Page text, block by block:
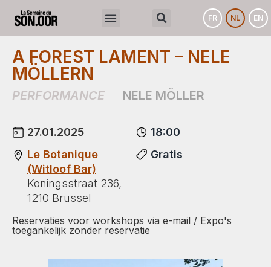
FR NL EN
A FOREST LAMENT – NELE
MÖLLERN
PERFORMANCE NELE MÖLLER
27.01.2025
Le Botanique
(Witloof Bar)
Koningsstraat 236,
1210 Brussel
18:00
Gratis
Reservaties voor workshops via e-mail / Expo's
toegankelijk zonder reservatie